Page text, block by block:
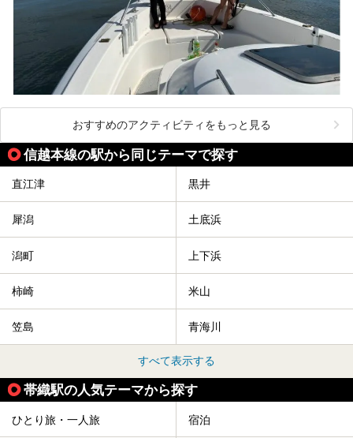
おすすめのアクティビティをもっと見る
信越本線の駅から同じテーマで探す
直江津 黒井
犀潟 土底浜
潟町 上下浜
柿崎 米山
笠島 青海川
すべて表示する
帯織駅の人気テーマから探す
ひとり旅・一人旅 宿泊